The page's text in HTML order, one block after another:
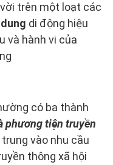
trên một loạt các
di động hiệu
và hành vi của
có ba thành
phương tiện truyền
vào nhu cầu
thông xã hội